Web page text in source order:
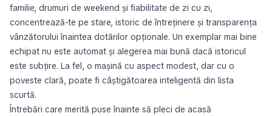
familie, drumuri de weekend și fiabilitate de zi cu zi,
concentrează-te pe stare, istoric de întreținere și transparența
vânzătorului înaintea dotărilor opționale. Un exemplar mai bine
echipat nu este automat și alegerea mai bună dacă istoricul
este subțire. La fel, o mașină cu aspect modest, dar cu o
poveste clară, poate fi câștigătoarea inteligentă din lista
scurtă.
Întrebări care merită puse înainte să pleci de acasă